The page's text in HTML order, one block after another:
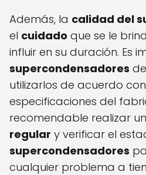
Además, la calidad del
el cuidado que se le
influir en su duración. Es
supercondensadores
utilizarlos de acuerdo
especificaciones del
recomendable realizar un
regular y verificar el
supercondensadores
cualquier problema a